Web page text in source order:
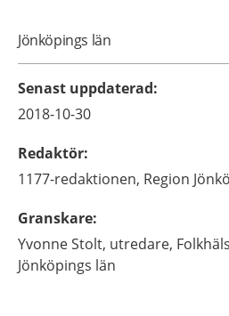
Jönköpings län
Senast uppdaterad:
2018-10-30
Redaktör:
1177-redaktionen, Region
Granskare:
YvonneStolt, utredare,
Jönköpings län